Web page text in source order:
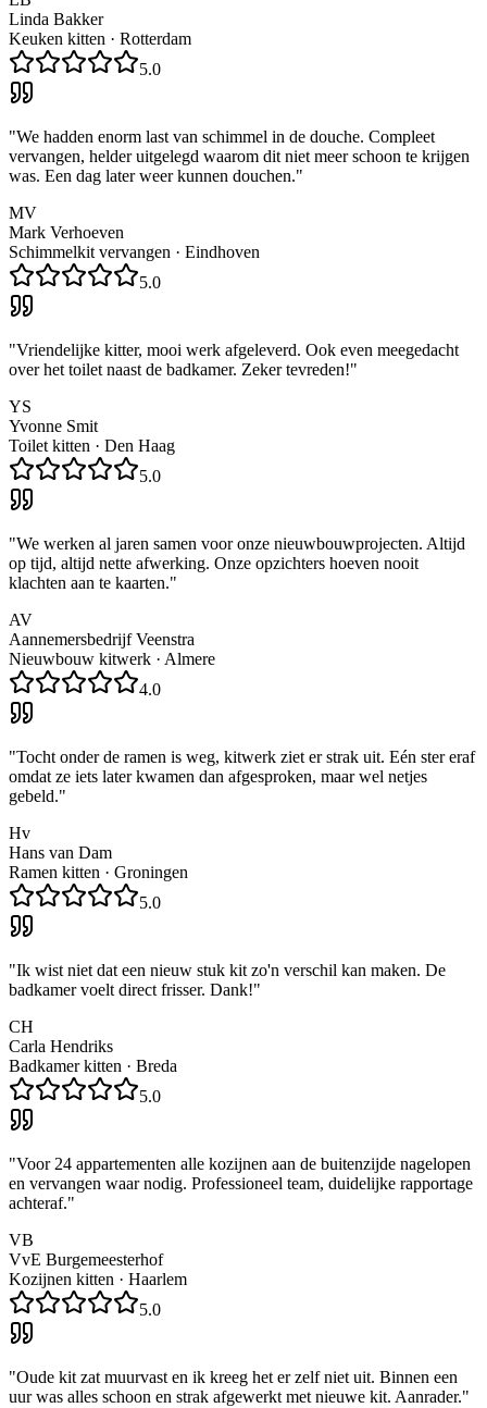
Linda Bakker
Keuken kitten · Rotterdam
5.0
"We hadden enorm last van schimmel in de douche. Compleet
vervangen, helder uitgelegd waarom dit niet meer schoon te krijgen
was. Een dag later weer kunnen douchen."
MV
Mark Verhoeven
Schimmelkit vervangen · Eindhoven
5.0
"Vriendelijke kitter, mooi werk afgeleverd. Ook even meegedacht
over het toilet naast de badkamer. Zeker tevreden!"
YS
Yvonne Smit
Toilet kitten · Den Haag
5.0
"We werken al jaren samen voor onze nieuwbouwprojecten. Altijd
op tijd, altijd nette afwerking. Onze opzichters hoeven nooit
klachten aan te kaarten."
AV
Aannemersbedrijf Veenstra
Nieuwbouw kitwerk · Almere
4.0
"Tocht onder de ramen is weg, kitwerk ziet er strak uit. Eén ster eraf
omdat ze iets later kwamen dan afgesproken, maar wel netjes
gebeld."
Hv
Hans van Dam
Ramen kitten · Groningen
5.0
"Ik wist niet dat een nieuw stuk kit zo'n verschil kan maken. De
badkamer voelt direct frisser. Dank!"
CH
Carla Hendriks
Badkamer kitten · Breda
5.0
"Voor 24 appartementen alle kozijnen aan de buitenzijde nagelopen
en vervangen waar nodig. Professioneel team, duidelijke rapportage
achteraf."
VB
VvE Burgemeesterhof
Kozijnen kitten · Haarlem
5.0
"Oude kit zat muurvast en ik kreeg het er zelf niet uit. Binnen een
uur was alles schoon en strak afgewerkt met nieuwe kit. Aanrader."